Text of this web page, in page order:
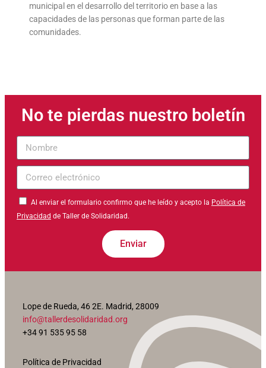
municipal en el desarrollo del territorio en base a las
capacidades de las personas que forman parte de las
comunidades.
No te pierdas nuestro boletín
Nombre
Correo
Al enviar el formulario confirmo que he leído y acepto la Política de
Privacidad de Taller de Solidaridad.
Enviar
Lope de Rueda, 46 2E. Madrid, 28009
info@tallerdesolidaridad.org
+34 91 535 95 58
Política de Privacidad